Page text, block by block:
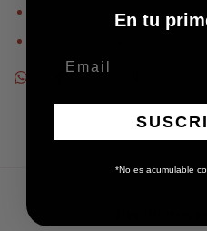
En tu
*No es acumulable